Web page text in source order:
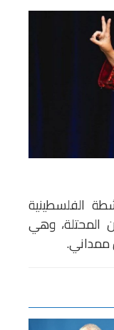
الفلسطينية
المحتلة، وهي
ممداني.